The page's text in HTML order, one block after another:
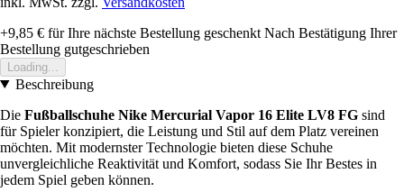
+9,85 € für Ihre nächste Bestellung geschenkt Nach Bestätigung Ihrer
Bestellung gutgeschrieben
Loading...
Beschreibung
Die Fußballschuhe Nike Mercurial Vapor 16 Elite LV8 FG sind
für Spieler konzipiert, die Leistung und Stil auf dem Platz vereinen
möchten. Mit modernster Technologie bieten diese Schuhe
unvergleichliche Reaktivität und Komfort, sodass Sie Ihr Bestes in
jedem Spiel geben können.